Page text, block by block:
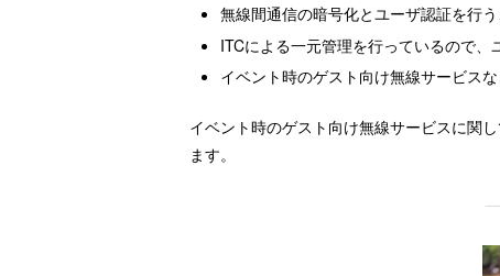
無線間通信の暗号化とユーザ認証を行
ITCによる一元管理を行っているので、
イベント時のゲスト向け無線サービス
イベント時のゲスト向け無線サービスに関し
ます。